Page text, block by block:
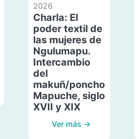
2026
Charla: El
poder textil de
las mujeres de
Ngulumapu.
Intercambio
del
makuñ/poncho
Mapuche, siglo
XVII y XIX
Ver más →